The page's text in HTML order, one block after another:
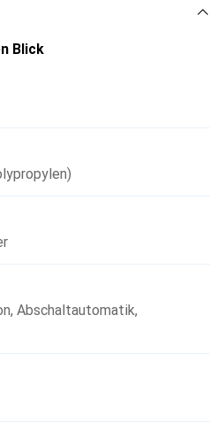
Blick
, Abschaltautomatik,